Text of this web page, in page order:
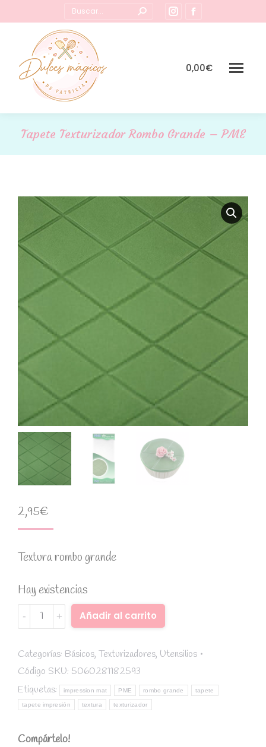
Buscar:
Instagram
page
new
page
in
0,00€
Tapete Texturizador Rombo Grande – PME
2,95€
Textura rombo grande
Hay existencias
Tapete
texturizador
grande
-
PME
quantity
Añadir al carrito
Categorías: Básicos, Texturizadores, Utensilios
Código SKU: 5060281182593
Etiquetas:
impression mat PME rombo grande tapete
tapete impresión textura texturizador
Compártelo!